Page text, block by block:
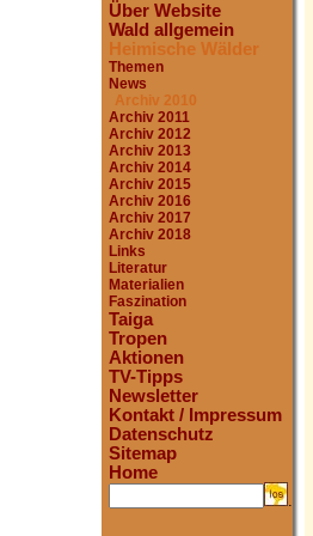
Über Website
Wald allgemein
Heimische Wälder
Themen
News
Archiv 2010
Archiv 2011
Archiv 2012
Archiv 2013
Archiv 2014
Archiv 2015
Archiv 2016
Archiv 2017
Archiv 2018
Links
Literatur
Materialien
Faszination
Taiga
Tropen
Aktionen
TV-Tipps
Newsletter
Kontakt / Impressum
Datenschutz
Sitemap
Home
.